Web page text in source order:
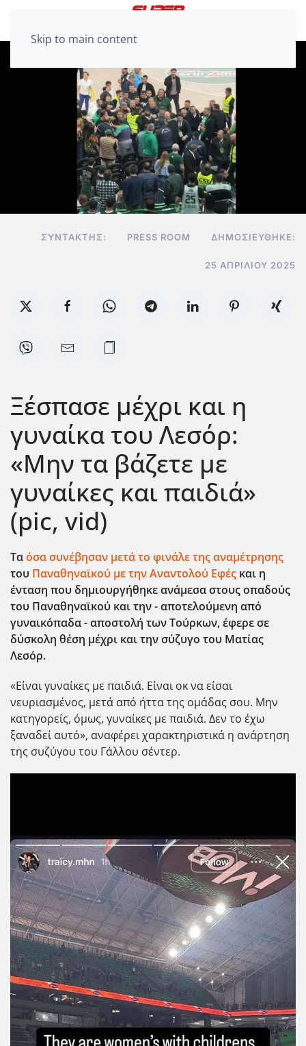
Skip to main content
ΣΥΝΤΆΚΤΗΣ: PRESS ROOM ΔΗΜΟΣΙΕΎΘΗΚΕ:
25 ΑΠΡΙΛΊΟΥ 2025
Ξέσπασε μέχρι και η
γυναίκα του Λεσόρ:
«Μην τα βάζετε με
γυναίκες και παιδιά»
(pic, vid)
Ταόσα συνέβησαν μετά το φινάλε της αναμέτρησης
του Παναθηναϊκού με την Αναντολού Εφές και η
ένταση που δημιουργήθηκε ανάμεσα στους οπαδούς
του Παναθηναϊκού και την - αποτελούμενη από
γυναικόπαδα - αποστολή των Τούρκων, έφερε σε
δύσκολη θέση μέχρι και την σύζυγο του Ματίας
Λεσόρ.
«Είναι γυναίκες με παιδιά. Είναι οκ να είσαι
νευριασμένος, μετά από ήττα της ομάδας σου. Μην
κατηγορείς, όμως, γυναίκες με παιδιά. Δεν το έχω
ξαναδεί αυτό», αναφέρει χαρακτηριστικά η ανάρτηση
της συζύγου του Γάλλου σέντερ.